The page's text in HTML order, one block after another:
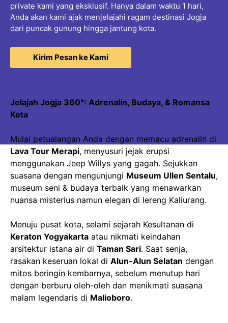
private kami yang eksklusif. Hanya dalam waktu 1 hari,
Anda akan kami ajak menjelajahi ragam destinasi Jogja
dari puncak gunung hingga jantung kota.
Kirim Pesan ke Kami
Jelajah Jogja 360°: Adrenalin, Budaya, & Romansa
Kota
Mulai petualangan Anda dengan memacu adrenalin di
Lava Tour Merapi, menyusuri jejak erupsi
menggunakan Jeep Willys yang gagah. Sejukkan
suasana dengan mengunjungi Museum Ullen Sentalu,
museum seni & budaya terbaik yang menawarkan
nuansa misterius namun elegan di lereng Kaliurang.
Menuju pusat kota, selami sejarah Kesultanan di
Keraton Yogyakarta atau nikmati keindahan
arsitektur istana air di Taman Sari. Saat senja,
rasakan keseruan lokal di Alun-Alun Selatan dengan
mitos beringin kembarnya, sebelum menutup hari
dengan berburu oleh-oleh dan menikmati suasana
malam legendaris di Malioboro.